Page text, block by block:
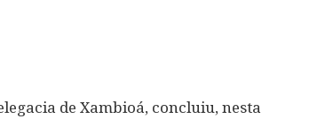
de Xambioá, concluiu, nesta